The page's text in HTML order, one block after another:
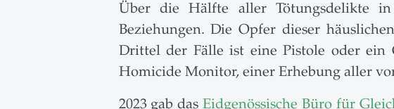
Über die Hälfte aller Tötungsdelikte
Beziehungen. Die Opfer dieser
Drittel der Fälle ist eine Pistole oder ein
Homicide Monitor, einer Erhebung aller
2023 gab dasEidgenössische Büro für